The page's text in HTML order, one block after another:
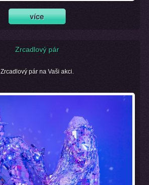
Zrcadlový pár
Zrcadlový pár na Vaši akci.